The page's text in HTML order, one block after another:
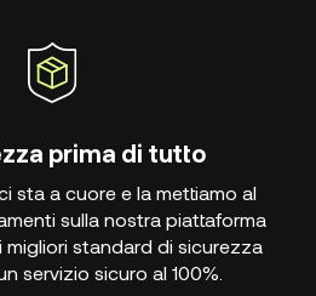
prima di tutto
sta a cuore e la mettiamo al
sulla nostra piattaforma
standard di sicurezza
servizio sicuro al 100%.